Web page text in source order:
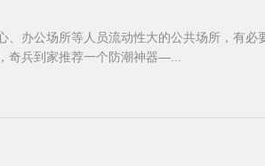
、办公场所等人员流动性大的公共场所，有必
奇兵到家推荐一个防潮神器—...